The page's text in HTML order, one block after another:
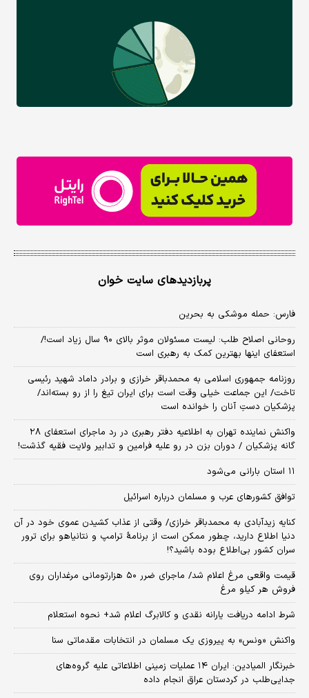
پربازدیدهای سایت خوان
فارس: حمله موشکی به بحرین
روحانی اصلاح طلب: ‌لیست مسئولان موثر بالای ۹۰ سال زیاد است!/
استعفای اینها بهترین کمک به رهبری است
روزنامه جمهوری اسلامی به محمدباقر خرازی و برادر داماد شهید رئیسی
تاخت/ این جماعت خیلی وقت است برای ایران تیغ را از رو بسته‌اند/
پزشکیان دستِ آنان را خوانده است
واکنش نماینده تهران به اطلاعیه دفتر رهبری در رد ماجرای استعفای ۲۸
گانه پزشکیان / دوران بزن در رو علیه فرامین و تدابیر ولایت فقیه گذشت!
۱۱ استان بارانی می‌شود
توافق کشورهای عرب و مسلمان درباره اسرائیل
کنایه زیدآبادی به محمدباقر خرازی/ وقتی از عذاب کشیدن عموی خود در آن
دنیا اطلاع دارید، چطور ممکن است از برنامهٔ ترامپ و نتانیاهو برای ترور
سران کشور بی‌اطلاع بوده باشید؟!
قیمت واقعی مرغ اعلام شد/ ماجرای ضرر ۵۰ هزارتومانی مرغداران روی
فروش هر کیلو مرغ
شرط ادامه دریافت یارانه نقدی و کالابرگ اعلام شد+ نحوه استعلام
واکنش «ونس» به پیروزی یک مسلمان در انتخابات مقدماتی سنا
خبرنگار المیادین: ایران ۱۴ عملیات زمینی اطلاعاتی علیه گروه‌های
جدایی‌طلب در کردستان عراق انجام داده